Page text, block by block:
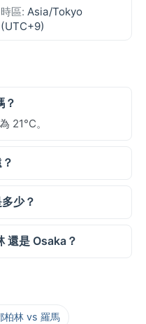
時區: Asia/Tokyo
(UTC+9)
？
21°C。
少？
還是 Osaka？
林 vs 羅馬